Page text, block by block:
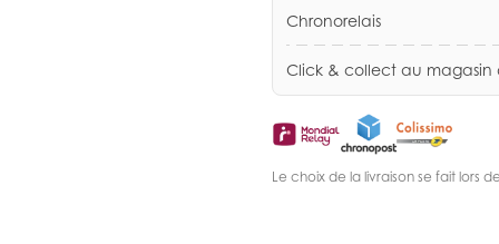
Chronorelais
Click & collect au magasin
Le choix de la livraison se fait lors